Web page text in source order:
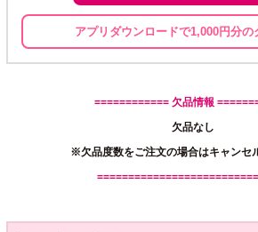
アプリダウンロードで1,000円分の
============ 欠品情報
欠品なし
※欠品度数をご注文の場合はキャンセ